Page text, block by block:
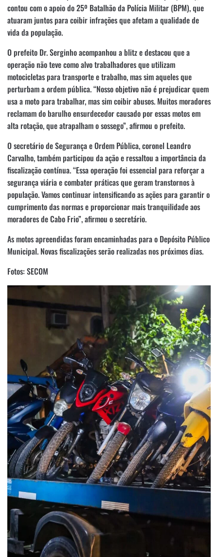
contou com o apoio do 25º Batalhão da Polícia Militar (BPM), que
atuaram juntos para coibir infrações que afetam a qualidade de
vida da população.
O prefeito Dr. Serginho acompanhou a blitz e destacou que a
operação não teve como alvo trabalhadores que utilizam
motocicletas para transporte e trabalho, mas sim aqueles que
perturbam a ordem pública. “Nosso objetivo não é prejudicar quem
usa a moto para trabalhar, mas sim coibir abusos. Muitos moradores
reclamam do barulho ensurdecedor causado por essas motos em
alta rotação, que atrapalham o sossego”, afirmou o prefeito.
O secretário de Segurança e Ordem Pública, coronel Leandro
Carvalho, também participou da ação e ressaltou a importância da
fiscalização contínua. “Essa operação foi essencial para reforçar a
segurança viária e combater práticas que geram transtornos à
população. Vamos continuar intensificando as ações para garantir o
cumprimento das normas e proporcionar mais tranquilidade aos
moradores de Cabo Frio”, afirmou o secretário.
As motos apreendidas foram encaminhadas para o Depósito Público
Municipal. Novas fiscalizações serão realizadas nos próximos dias.
Fotos: SECOM